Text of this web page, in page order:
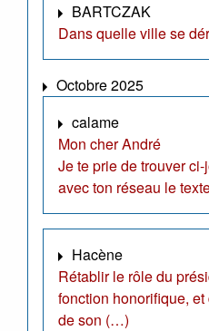
BARTCZAK
Dans quelle ville se
Octobre 2025
calame
Mon cher André
Je te prie de trouver
avec ton réseau le
Hacène
Rétablir le rôle du
fonction honorifique,
de son (…)